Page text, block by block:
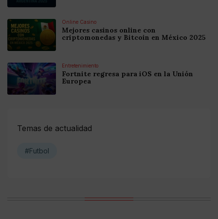
Online Casino
Mejores casinos online con
criptomonedas y Bitcoin en México 2025
Entretenimiento
Fortnite regresa para iOS en la Unión
Europea
Temas de actualidad
#Futbol